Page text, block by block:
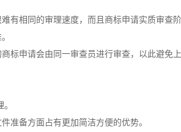
有相同的审理速度，而且商标申请实质审查
标申请会由同一审查员进行审查，以此避免
准备方面占有更加简洁方便的优势。